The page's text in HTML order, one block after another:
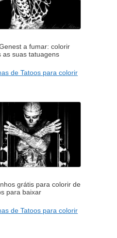
a fumar: colorir
as suas tatuagens
de Tatoos para colorir
grátis para colorir de
para baixar
de Tatoos para colorir